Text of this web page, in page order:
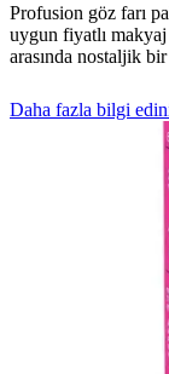
Profusion göz farı
uygun fiyatlı makyaj
arasında nostaljik
Daha fazla bilgi